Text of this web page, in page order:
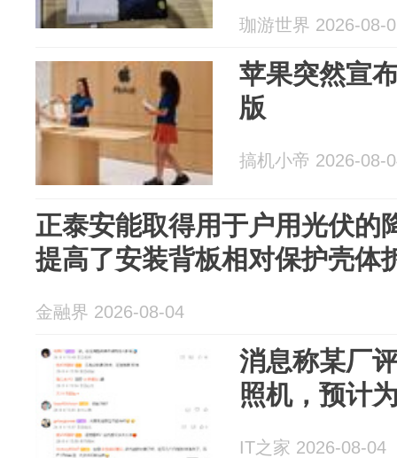
珈游世界 2026-08-
苹果突然宣
版
搞机小帝 2026-08-
正泰安能取得用于户用光伏的
提高了安装背板相对保护壳体
金融界 2026-08-04
消息称某厂
照机，预计
IT之家 2026-08-04